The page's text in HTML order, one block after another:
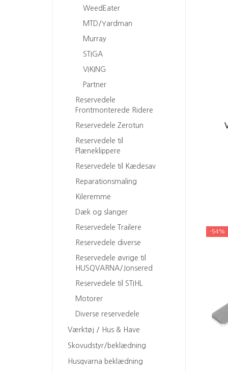
WeedEater
MTD/Yardman
Murray
STIGA
VIKING
Partner
Reservedele
Frontmonterede Ridere
Reservedele Zerotun
Reservedele til
Plæneklippere
Reservedele til Kædesav
Reparationsmaling
Kileremme
Dæk og slanger
Reservedele Trailere
Reservedele diverse
Reservedele øvrige til
HUSQVARNA/Jonsered
Reservedele til STIHL
Motorer
Diverse reservedele
Værktøj / Hus & Have
Skovudstyr/beklædning
Husqvarna beklædning
-54%